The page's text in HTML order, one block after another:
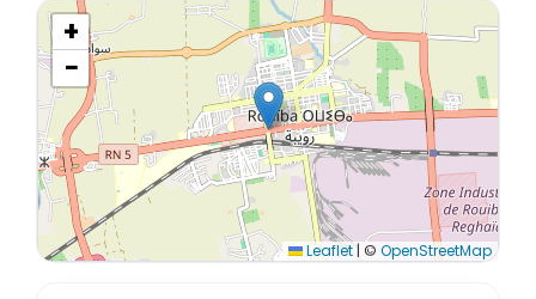
+
−
Leaflet| © OpenStreetMap